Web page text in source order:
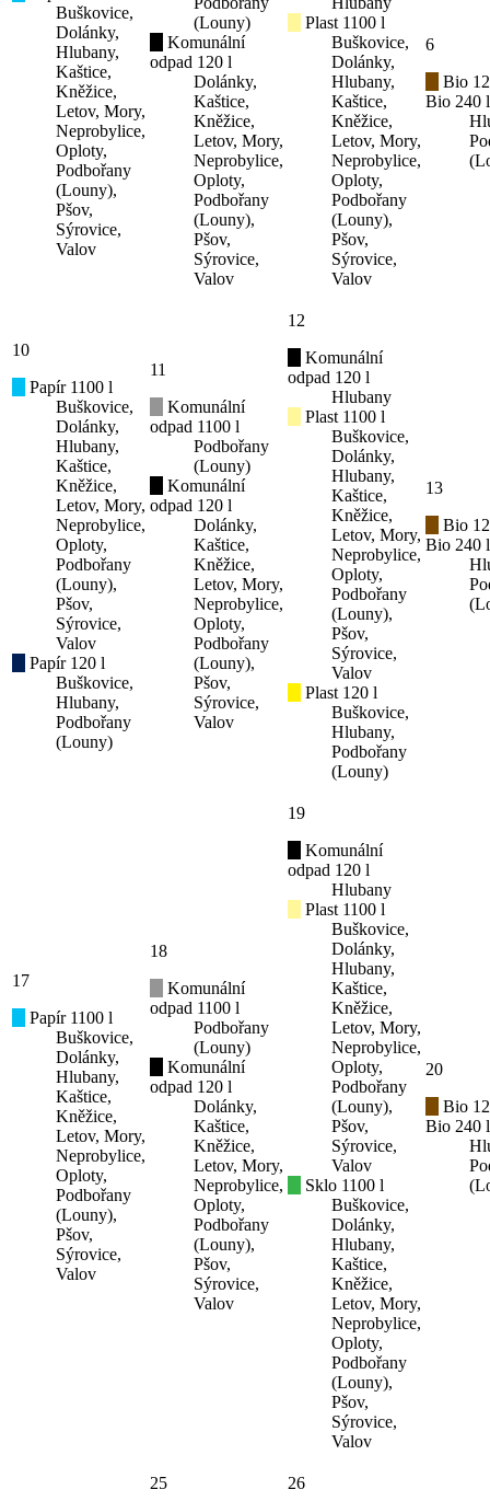
Buškovice,
Dolánky,
Hlubany,
Kaštice,
Kněžice,
Letov, Mory,
Neprobylice,
Oploty,
Podbořany
(Louny),
Pšov,
Sýrovice,
Valov
(Louny)
Komunální
odpad 120 l
Dolánky,
Kaštice,
Kněžice,
Letov, Mory,
Neprobylice,
Oploty,
Podbořany
(Louny),
Pšov,
Sýrovice,
Valov
Plast 1100 l
Buškovice,
Dolánky,
Hlubany,
Kaštice,
Kněžice,
Letov, Mory,
Neprobylice,
Oploty,
Podbořany
(Louny),
Pšov,
Sýrovice,
Valov
6
Bio
Bio 240 l
10
Papír 1100 l
Buškovice,
Dolánky,
Hlubany,
Kaštice,
Kněžice,
Letov, Mory,
Neprobylice,
Oploty,
Podbořany
(Louny),
Pšov,
Sýrovice,
Valov
Papír 120 l
Buškovice,
Hlubany,
Podbořany
(Louny)
11
Komunální
odpad 1100 l
Podbořany
(Louny)
Komunální
odpad 120 l
Dolánky,
Kaštice,
Kněžice,
Letov, Mory,
Neprobylice,
Oploty,
Podbořany
(Louny),
Pšov,
Sýrovice,
Valov
12
Komunální
odpad 120 l
Hlubany
Plast 1100 l
Buškovice,
Dolánky,
Hlubany,
Kaštice,
Kněžice,
Letov, Mory,
Neprobylice,
Oploty,
Podbořany
(Louny),
Pšov,
Sýrovice,
Valov
Plast 120 l
Buškovice,
Hlubany,
Podbořany
(Louny)
13
Bio
Bio 240 l
17
Papír 1100 l
Buškovice,
Dolánky,
Hlubany,
Kaštice,
Kněžice,
Letov, Mory,
Neprobylice,
Oploty,
Podbořany
(Louny),
Pšov,
Sýrovice,
Valov
18
Komunální
odpad 1100 l
Podbořany
(Louny)
Komunální
odpad 120 l
Dolánky,
Kaštice,
Kněžice,
Letov, Mory,
Neprobylice,
Oploty,
Podbořany
(Louny),
Pšov,
Sýrovice,
Valov
19
Komunální
odpad 120 l
Hlubany
Plast 1100 l
Buškovice,
Dolánky,
Hlubany,
Kaštice,
Kněžice,
Letov, Mory,
Neprobylice,
Oploty,
Podbořany
(Louny),
Pšov,
Sýrovice,
Valov
Sklo 1100 l
Buškovice,
Dolánky,
Hlubany,
Kaštice,
Kněžice,
Letov, Mory,
Neprobylice,
Oploty,
Podbořany
(Louny),
Pšov,
Sýrovice,
Valov
20
Bio
Bio 240 l
25
26